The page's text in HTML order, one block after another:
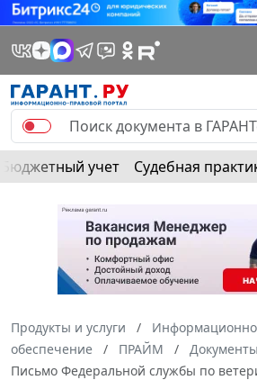
Бюджетный учет Судебная
Продукты и услуги
обеспечение
ПРАЙМ
Письмо Федеральной службы по